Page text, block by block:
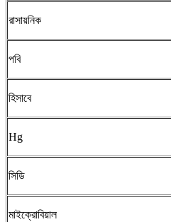
রাসায়নিক
পবি
হিসাবে
Hg
সিডি
মাইক্রোবিয়াল